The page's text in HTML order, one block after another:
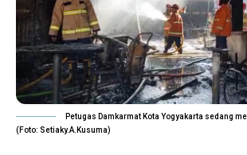
Petugas Damkarmat Kota Yogyakarta sedang
(Foto: Setiaky.A.Kusuma)